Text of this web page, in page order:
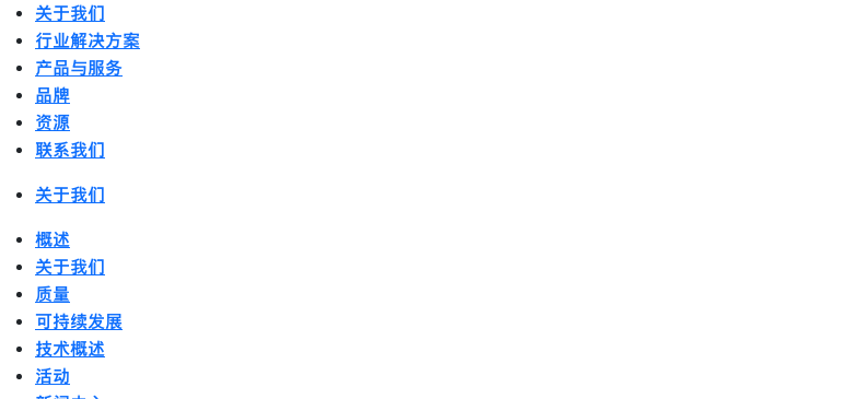
关于我们
行业解决方案
产品与服务
品牌
资源
联系我们
关于我们
概述
关于我们
质量
可持续发展
技术概述
活动